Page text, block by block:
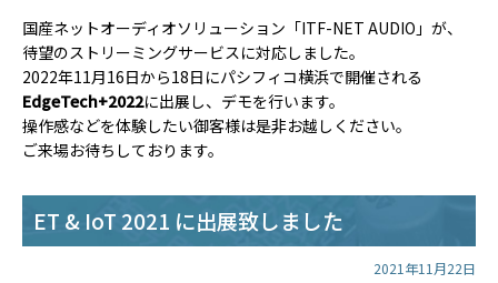
国産ネットオーディオソリューション「ITF-NET AUDIO」が、
待望のストリーミングサービスに対応しました。
2022年11月16日から18日にパシフィコ横浜で開催される
EdgeTech+2022に出展し、デモを行います。
操作感などを体験したい御客様は是非お越しください。
ご来場お待ちしております。
ET & IoT 2021 に出展致しました
2021年11月22日